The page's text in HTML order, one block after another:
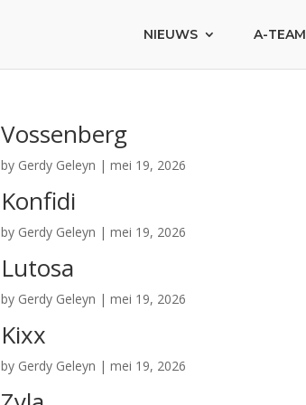
NIEUWS A-TEAM
Vossenberg
by Gerdy Geleyn |mei 19, 2026
Konfidi
by Gerdy Geleyn |mei 19, 2026
Lutosa
by Gerdy Geleyn |mei 19, 2026
Kixx
by Gerdy Geleyn |mei 19, 2026